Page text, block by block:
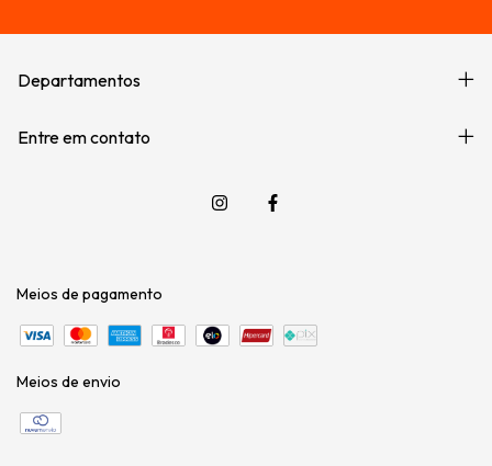
Departamentos
Entre em contato
Meios de pagamento
Meios de envio